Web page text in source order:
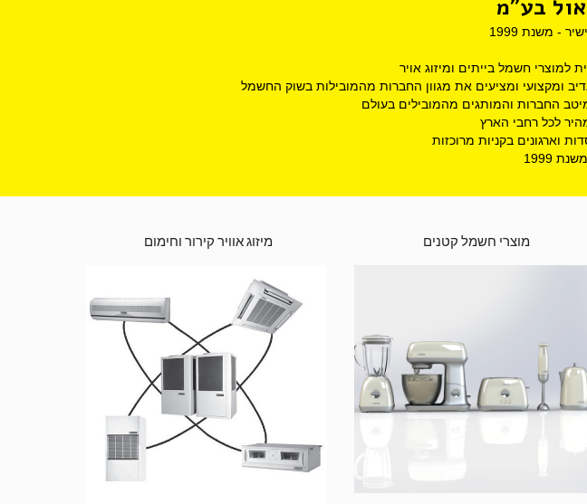
בע"מ
- משנת 1999
למוצרי חשמל בייתים ומיזוג אויר
ומקצועי ומציעים את מגוון החברות מהמובילות בשוק החשמל
החברות והמותגים מהמובילים בעולם
לכל רחבי הארץ
וארגונים בקניות מרוכזות
1999
מיזוג אוויר קירור וחימום מוצרי חשמל קטנים